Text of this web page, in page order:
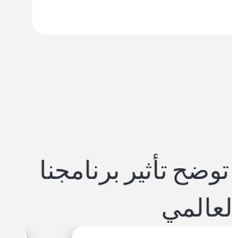
تأثير برنامجنا